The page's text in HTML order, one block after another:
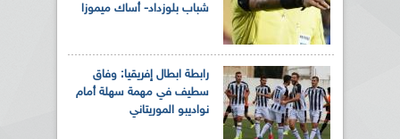
شباب بلوزداد- أساك ميموزا
رابطة ابطال إفريقيا: وفاق
سطيف في مهمة سهلة أمام
نواديبو الموريتاني